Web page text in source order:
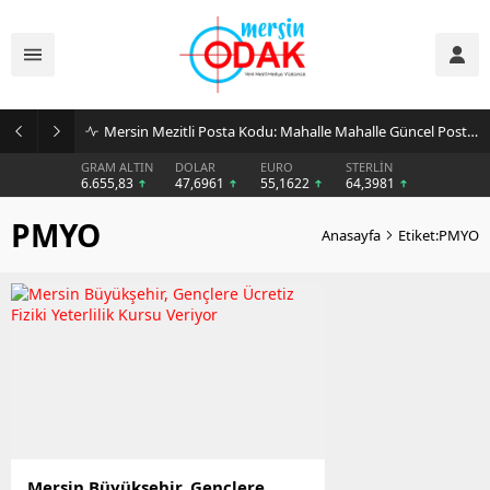
Mersin Mezitli Posta Kodu: Mahalle Mahalle Güncel Posta Kodu Rehberi
GRAM ALTIN
6.655,83
DOLAR
47,6961
EURO
55,1622
STERLİN
64,3981
PMYO Anasayfa Etiket:PMYO